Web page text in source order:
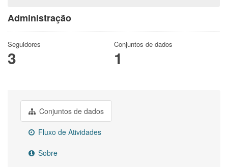
Administração
Seguidores
3
Conjuntos de dados
1
Conjuntos de dados
Fluxo de Atividades
Sobre